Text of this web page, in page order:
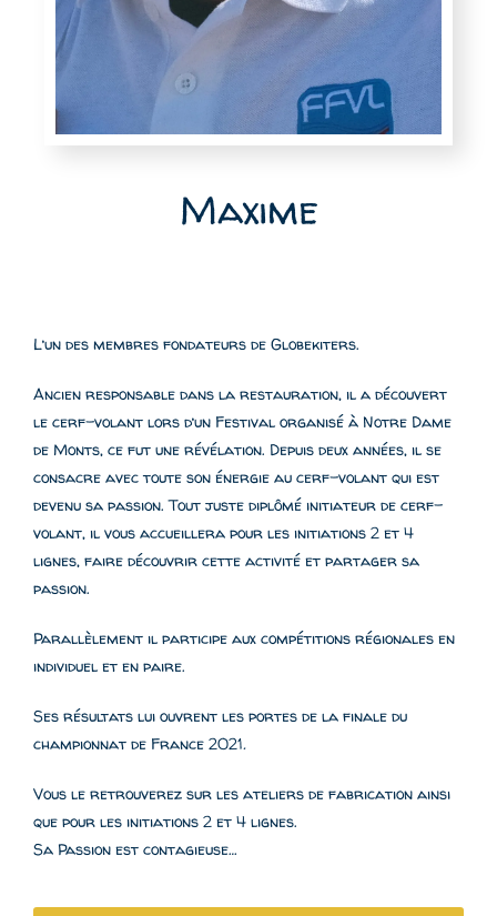
Maxime
L’un des membres fondateurs de Globekiters.
Ancien responsable dans la restauration, il a découvert
le cerf-volant lors d’un Festival organisé à Notre Dame
de Monts, ce fut une révélation. Depuis deux années, il se
consacre avec toute son énergie au cerf-volant qui est
devenu sa passion. Tout juste diplômé initiateur de cerf-
volant, il vous accueillera pour les initiations 2 et 4
lignes, faire découvrir cette activité et partager sa
passion.
Parallèlement il participe aux compétitions régionales en
individuel et en paire.
Ses résultats lui ouvrent les portes de la finale du
championnat de France 2021.
Vous le retrouverez sur les ateliers de fabrication ainsi
que pour les initiations 2 et 4 lignes.
Sa Passion est contagieuse…